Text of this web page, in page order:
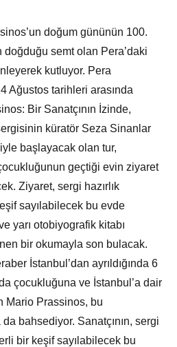
doğum gününün 100.
doğduğu semt olan Pera’daki
kutluyor. Pera
Ağustos tarihleri arasında
Bir Sanatçının İzinde,
küratör Seza Sinanlar
başlayacak olan tur,
geçtiği evin ziyaret
Ziyaret, sergi hazırlık
sayılabilecek bu evde
yarı otobiyografik kitabı
bir okumayla son bulacak.
İstanbul’dan ayrıldığında 6
çocukluğuna ve İstanbul’a dair
Mario Prassinos, bu
bahsediyor. Sanatçının, sergi
bir keşif sayılabilecek bu